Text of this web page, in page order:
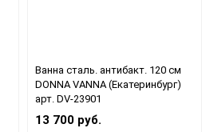
Ванна сталь. антибакт. 120 см
DONNA VANNA (Екатеринбург)
арт. DV-23901
13 700 руб.